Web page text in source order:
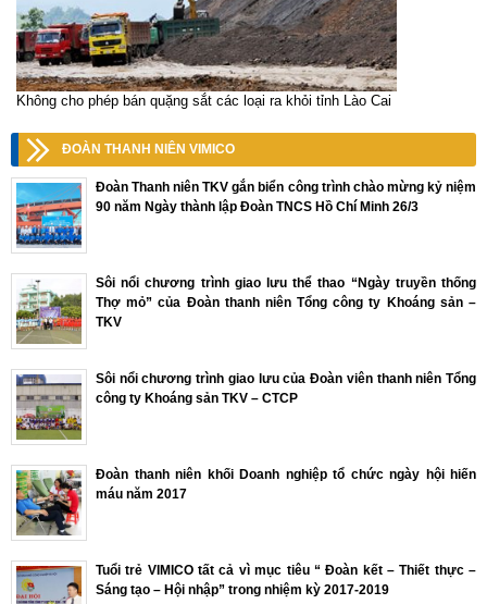
Không cho phép bán quặng sắt các loại ra khỏi tỉnh Lào Cai
ĐOÀN THANH NIÊN VIMICO
Đoàn Thanh niên TKV gắn biển công trình chào mừng kỷ niệm
90 năm Ngày thành lập Đoàn TNCS Hồ Chí Minh 26/3
Sôi nổi chương trình giao lưu thể thao “Ngày truyền thống
Thợ mỏ” của Đoàn thanh niên Tổng công ty Khoáng sản –
TKV
Sôi nổi chương trình giao lưu của Đoàn viên thanh niên Tổng
công ty Khoáng sản TKV – CTCP
Đoàn thanh niên khối Doanh nghiệp tổ chức ngày hội hiến
máu năm 2017
Tuổi trẻ VIMICO tất cả vì mục tiêu “ Đoàn kết – Thiết thực –
Sáng tạo – Hội nhập” trong nhiệm kỳ 2017-2019